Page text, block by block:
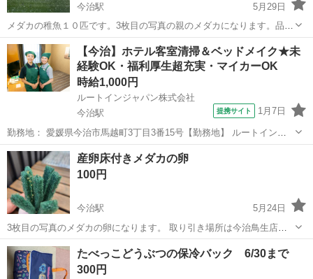
今治駅
5月29日
メダカの稚魚１０匹です。3枚目の写真の親のメダカになります。品種
はわかりません。 取り引き場所は今治鳥生店のダイレックスか今治ハ
ローズでお願いします。水曜日以外の16時までなら取り引き可能で
す。
愛媛 今治市 今治駅 その他
【今治】ホテル客室清掃＆ベッドメイク★未
経験OK・福利厚生超充実・マイカーOK
時給1,000円
ルートインジャパン株式会社
今治駅
提携サイト 1月7日
勤務地： 愛媛県今治市馬越町3丁目3番15号【勤務地】 ルートイン今
治 愛媛県今治市馬越町3丁目3番15号 【アクセス】 JR四国予讃線 今
治駅より車で約5分 今治駅 自動車5分 週勤務日時： 週2日~ 09:30〜
15...
愛媛 今治市 今治駅 清掃
産卵床付きメダカの卵
100円
今治駅
5月24日
3枚目の写真のメダカの卵になります。 取り引き場所は今治鳥生店の
ダイレックスか今治ハローズでお願いします。水曜日以外の16時まで
なら取り引き可能です。
愛媛 今治市 その他 メダカ
たべっこどうぶつの保冷バック 6/30まで
300円